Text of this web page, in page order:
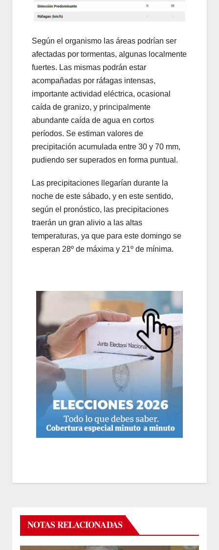
Según el organismo las áreas podrían ser
afectadas por tormentas, algunas localmente
fuertes. Las mismas podrán estar
acompañadas por ráfagas intensas,
importante actividad eléctrica, ocasional
caída de granizo, y principalmente
abundante caída de agua en cortos
períodos. Se estiman valores de
precipitación acumulada entre 30 y 70 mm,
pudiendo ser superados en forma puntual.
Las precipitaciones llegarían durante la
noche de este sábado, y en este sentido,
según el pronóstico, las precipitaciones
traerán un gran alivio a las altas
temperaturas, ya que para este domingo se
esperan 28º de máxima y 21º de mínima.
NOTAS RELACIONADAS